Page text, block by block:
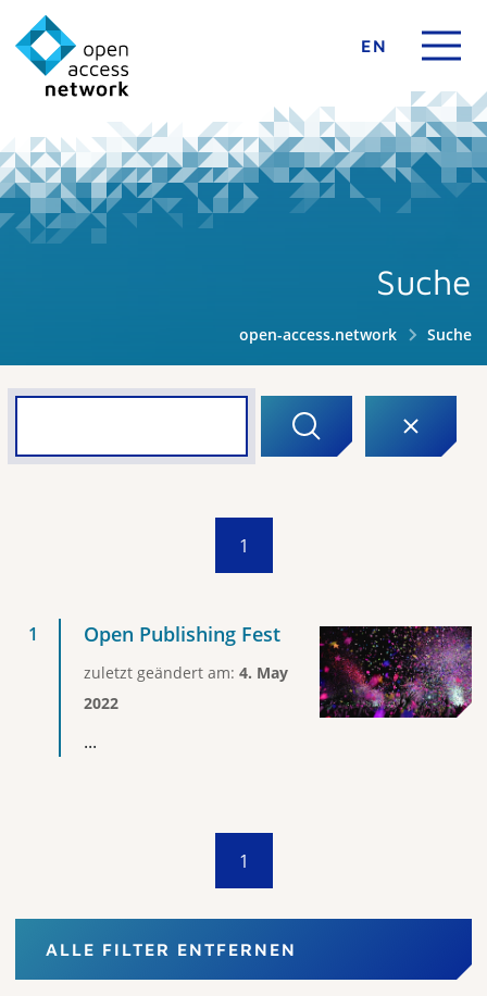
EN
Suche
open-access.network Suche
1
Open Publishing Fest
zuletzt geändert am: 4. May
2022
...
1
ALLE FILTER ENTFERNEN